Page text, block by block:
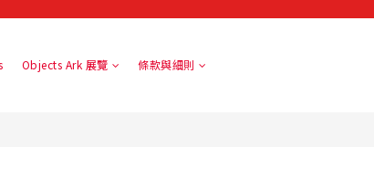
Objects Ark 展覽 條款與細則